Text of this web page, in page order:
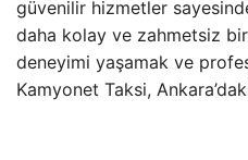
güvenilir hizmetler
daha kolay ve zahmetsiz
deneyimi yaşamak ve
Kamyonet Taksi,